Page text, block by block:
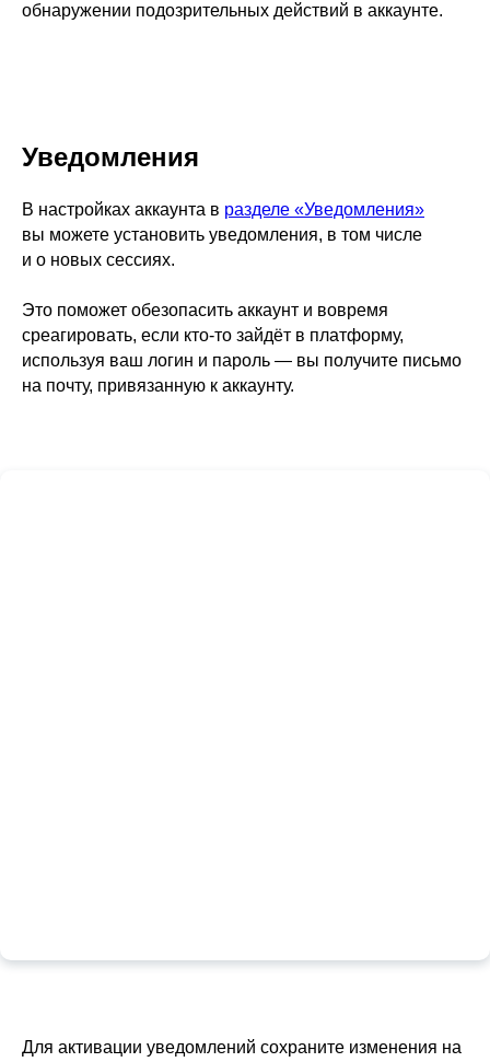
обнаружении подозрительных действий в аккаунте.
Уведомления
В настройках аккаунта в разделе «Уведомления»
вы можете установить уведомления, в том числе
и о новых сессиях.
Это поможет обезопасить аккаунт и вовремя
среагировать, если кто-то зайдёт в платформу,
используя ваш логин и пароль — вы получите письмо
на почту, привязанную к аккаунту.
Для активации уведомлений сохраните изменения на